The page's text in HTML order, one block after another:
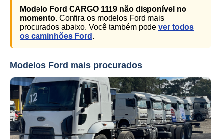
Modelo Ford CARGO 1119 não disponível no
momento. Confira os modelos Ford mais
procurados abaixo. Você também pode ver todos
os caminhões Ford .
Modelos Ford mais procurados